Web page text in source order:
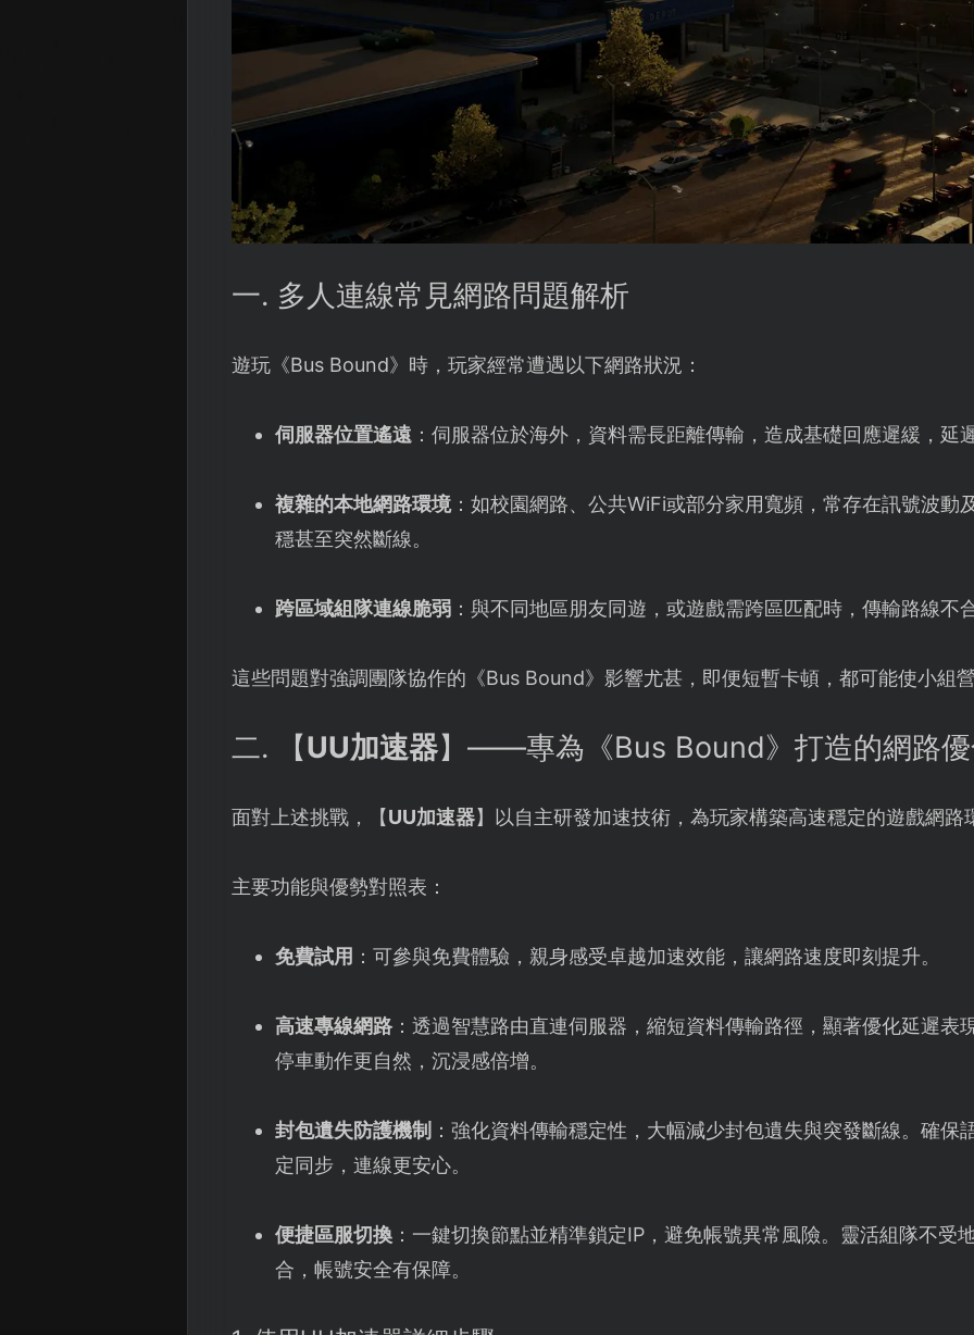
一. 多人連線常見網路問題解析
遊玩《Bus Bound》時，玩家經常遭遇以下網路狀況：
伺服器位置遙遠：伺服器位於海外，資料需長距離傳輸，造成基礎回應遲緩，延
複雜的本地網路環境：如校園網路、公共WiFi或部分家用寬頻，常存在訊號波動
穩甚至突然斷線。
跨區域組隊連線脆弱：與不同地區朋友同遊，或遊戲需跨區匹配時，傳輸路線不
這些問題對強調團隊協作的《Bus Bound》影響尤甚，即便短暫卡頓，都可能使小組
二. 【UU加速器】——專為《Bus Bound》打造的網路
面對上述挑戰，【UU加速器】以自主研發加速技術，為玩家構築高速穩定的遊戲網
主要功能與優勢對照表：
免費試用 ：可參與免費體驗，親身感受卓越加速效能，讓網路速度即刻提升。
高速專線網路：透過智慧路由直連伺服器，縮短資料傳輸路徑，顯著優化延遲表
停車動作更自然，沉浸感倍增。
封包遺失防護機制 ：強化資料傳輸穩定性，大幅減少封包遺失與突發斷線。確保
定同步，連線更安心。
便捷區服切換：一鍵切換節點並精準鎖定IP，避免帳號異常風險。靈活組隊不受
合，帳號安全有保障。